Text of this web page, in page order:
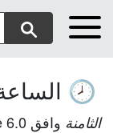
🕗
الثامنة